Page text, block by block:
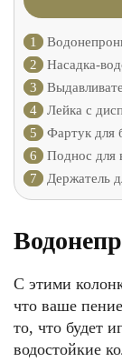
1
2
Насадка-
3
4
Лейка с
5
Фартук для
6
Поднос для
7
Держатель
С этими
что ваше
то, что будет
водостойкие